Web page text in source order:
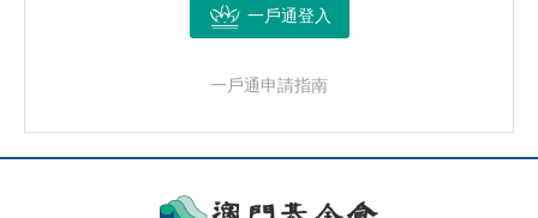
一戶通登入
一戶通申請指南